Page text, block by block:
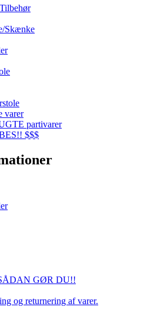
Tilbehør
Skænke
varer
partivarer
$$$
GØR DU!!
og returnering af varer.